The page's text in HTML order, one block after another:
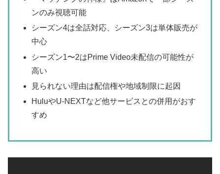
ンのみ視聴可能
シーズン4は全話対応、シーズン3は単体販売が
中心
シーズン1〜2はPrime Video未配信の可能性が
高い
見られない理由は配信権や地域制限に起因
HuluやU-NEXTなど他サービスとの併用がおす
すめ